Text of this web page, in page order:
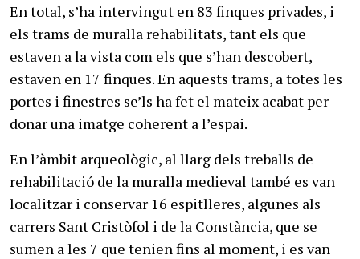
En total, s’ha intervingut en 83 finques privades, i
els trams de muralla rehabilitats, tant els que
estaven a la vista com els que s’han descobert,
estaven en 17 finques. En aquests trams, a totes les
portes i finestres se’ls ha fet el mateix acabat per
donar una imatge coherent a l’espai.
En l’àmbit arqueològic, al llarg dels treballs de
rehabilitació de la muralla medieval també es van
localitzar i conservar 16 espitlleres, algunes als
carrers Sant Cristòfol i de la Constància, que se
sumen a les 7 que tenien fins al moment, i es van